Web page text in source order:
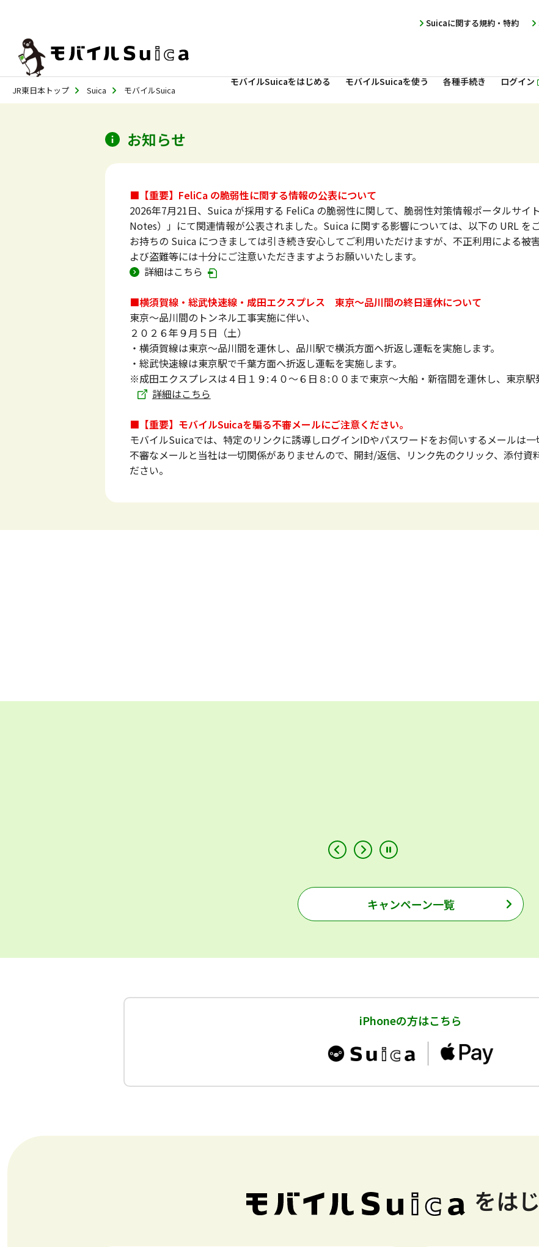
モバイルSuicaをはじめる モバイルSuicaを使う 各種手続き ログイン
Suicaに関する規約・特約
JR東日本トップ Suica モバイルSuica
お知らせ
■【重要】FeliCa の脆弱性に関する情報の公表について
2026年7月21日、Suica が採用する FeliCa の脆弱性に関して、脆弱性対策情報ポータルサ
Notes）」にて関連情報が公表されました。Suica に関する影響については、以下の URL を
お持ちの Suica につきましては引き続き安心してご利用いただけますが、不正利用による被
よび盗難等には十分にご注意いただきますようお願いいたします。
詳細はこちら
■横須賀線・総武快速線・成田エクスプレス 東京～品川間の終日運休について
東京～品川間のトンネル工事実施に伴い、
２０２６年９月５日（土）
・横須賀線は東京～品川間を運休し、品川駅で横浜方面へ折返し運転を実施します。
・総武快速線は東京駅で千葉方面へ折返し運転を実施します。
※成田エクスプレスは４日１９:４０～６日８:００まで東京～大船・新宿間を運休し、東京駅
詳細はこちら
■【重要】モバイルSuicaを騙る不審メールにご注意ください。
モバイルSuicaでは、特定のリンクに誘導しログインIDやパスワードをお伺いするメールは
不審なメールと当社は一切関係がありませんので、開封/返信、リンク先のクリック、添付資
ださい。
キャンペーン一覧
iPhoneの方はこちら
をは